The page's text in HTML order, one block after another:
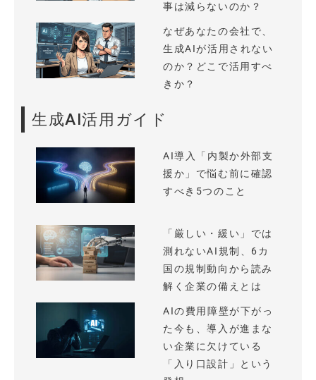
事は減らないのか？
なぜあなたの会社で、
生成AIが活用されない
のか？どこで活用すべ
きか？
生成AI活用ガイド
AI導入「内製か外部支
援か」で悩む前に確認
すべき5つのこと
「厳しい・緩い」では
測れないAI規制、6カ
国の規制動向から読み
解く企業の備えとは
AIの費用障壁が下がっ
た今も、導入が進まな
い企業に欠けている
「入り口設計」という